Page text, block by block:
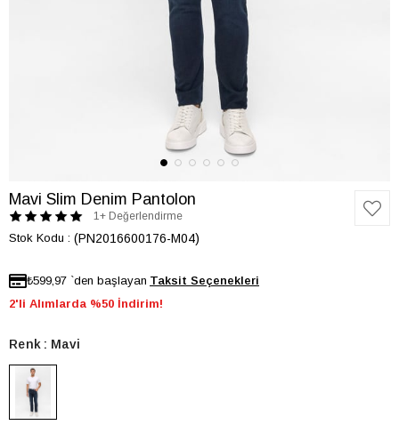
Mavi Slim Denim Pantolon
1+ Değerlendirme
Stok Kodu (PN2016600176-M04)
₺599,97 `den başlayan
2'li Alımlarda %50 İndirim!
Renk Mavi